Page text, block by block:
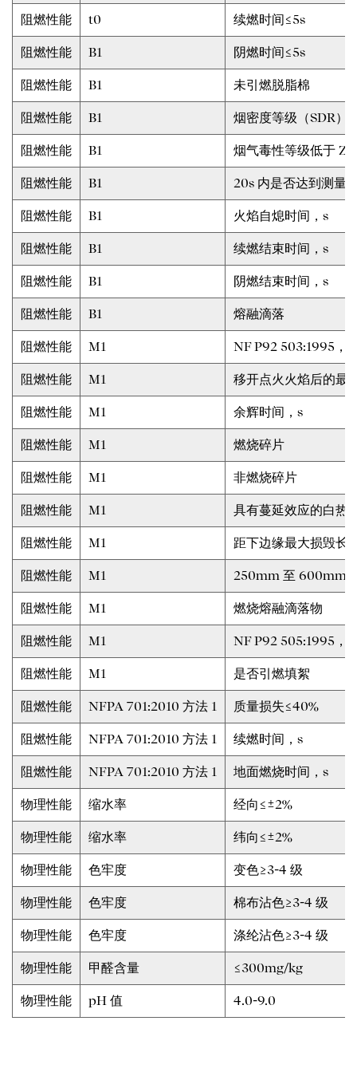
阻燃性能 t0 续燃时间≤5s
阻燃性能 B1 阴燃时间≤5s
阻燃性能 B1 未引燃脱脂棉
阻燃性能 B1 烟密度等级（SDR）
阻燃性能 B1 烟气毒性等级低于
阻燃性能 B1 20s 内是否达到测量
阻燃性能 B1 火焰自熄时间，s
阻燃性能 B1 续燃结束时间，s
阻燃性能 B1 阴燃结束时间，s
阻燃性能 B1 熔融滴落
阻燃性能 M1 NF P92 503:1995，
阻燃性能 M1 移开点火火焰后的最
阻燃性能 M1 余辉时间，s
阻燃性能 M1 燃烧碎片
阻燃性能 M1 非燃烧碎片
阻燃性能 M1 具有蔓延效应的白热
阻燃性能 M1 距下边缘最大损毁长
阻燃性能 M1 250mm 至 600mm
阻燃性能 M1 燃烧熔融滴落物
阻燃性能 M1 NF P92 505:1995，
阻燃性能 M1 是否引燃填絮
阻燃性能 NFPA 701:2010 方法 1 质量损失≤40%
阻燃性能 NFPA 701:2010 方法 1 续燃时间，s
阻燃性能 NFPA 701:2010 方法 1 地面燃烧时间，s
物理性能 缩水率 经向≤±2%
物理性能 缩水率 纬向≤±2%
物理性能 色牢度 变色≥3-4 级
物理性能 色牢度 棉布沾色≥3-4 级
物理性能 色牢度 涤纶沾色≥3-4 级
物理性能 甲醛含量 ≤300mg/kg
物理性能 pH 值 4.0-9.0